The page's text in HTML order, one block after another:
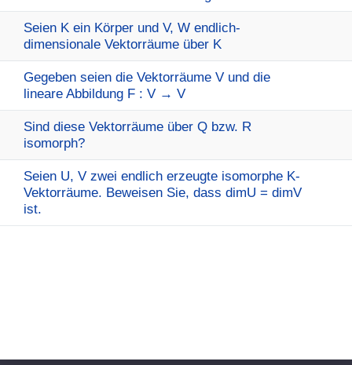
Seien K ein Körper und V, W endlich-
dimensionale Vektorräume über K
Gegeben seien die Vektorräume V und die
lineare Abbildung F : V → V
Sind diese Vektorräume über Q bzw. R
isomorph?
Seien U, V zwei endlich erzeugte isomorphe K-
Vektorräume. Beweisen Sie, dass dimU = dimV
ist.